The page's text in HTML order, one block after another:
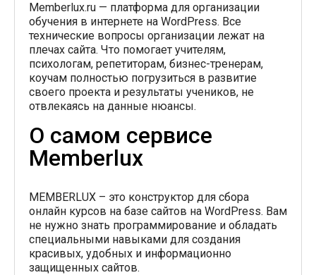
Memberlux.ru — платформа для организации
обучения в интернете на WordPress. Все
технические вопросы организации лежат на
плечах сайта. Что помогает учителям,
психологам, репетиторам, бизнес-тренерам,
коучам полностью погрузиться в развитие
своего проекта и результаты учеников, не
отвлекаясь на данные нюансы.
О самом сервисе
Memberlux
MEMBERLUX – это конструктор для сбора
онлайн курсов на базе сайтов на WordPress. Вам
не нужно знать программирование и обладать
специальными навыками для создания
красивых, удобных и информационно
защищенных сайтов.